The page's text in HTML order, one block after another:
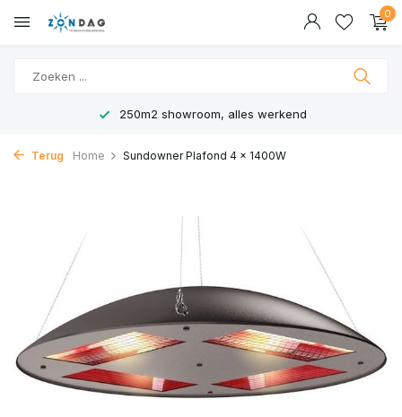
0
250m2 showroom, alles werkend
Terug Home Sundowner Plafond 4 x 1400W